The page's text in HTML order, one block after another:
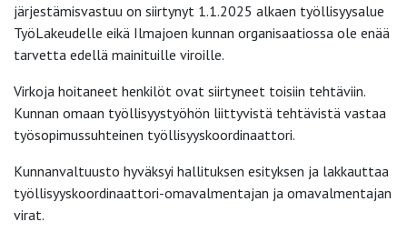
järjestämisvastuu on siirtynyt 1.1.2025 alkaen työllisyysalue
TyöLakeudelle eikä Ilmajoen kunnan organisaatiossa ole enää
tarvetta edellä mainituille viroille.
Virkoja hoitaneet henkilöt ovat siirtyneet toisiin tehtäviin.
Kunnan omaan työllisyystyöhön liittyvistä tehtävistä vastaa
työsopimussuhteinen työllisyyskoordinaattori.
Kunnanvaltuusto hyväksyi hallituksen esityksen ja lakkauttaa
työllisyyskoordinaattori-omavalmentajan ja omavalmentajan
virat.